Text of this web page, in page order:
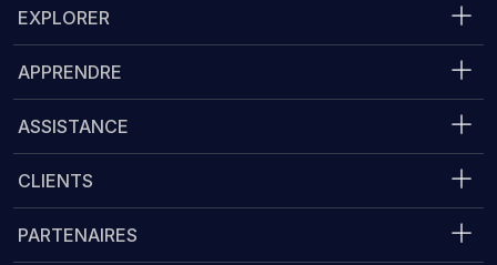
EXPLORER
APPRENDRE
ASSISTANCE
CLIENTS
PARTENAIRES